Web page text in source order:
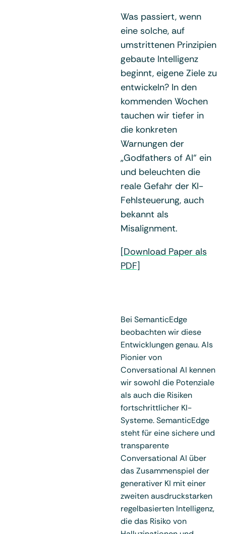
Was passiert, wenn
eine solche, auf
umstrittenen Prinzipien
gebaute Intelligenz
beginnt, eigene Ziele zu
entwickeln? In den
kommenden Wochen
tauchen wir tiefer in
die konkreten
Warnungen der
„Godfathers of AI“ ein
und beleuchten die
reale Gefahr der KI-
Fehlsteuerung, auch
bekannt als
Misalignment.
[Download Paper als
PDF]
Bei SemanticEdge
beobachten wir diese
Entwicklungen genau. Als
Pionier von
Conversational AI kennen
wir sowohl die Potenziale
als auch die Risiken
fortschrittlicher KI-
Systeme. SemanticEdge
steht für eine sichere und
transparente
Conversational AI über
das Zusammenspiel der
generativer KI mit einer
zweiten ausdruckstarken
regelbasierten Intelligenz,
die das Risiko von